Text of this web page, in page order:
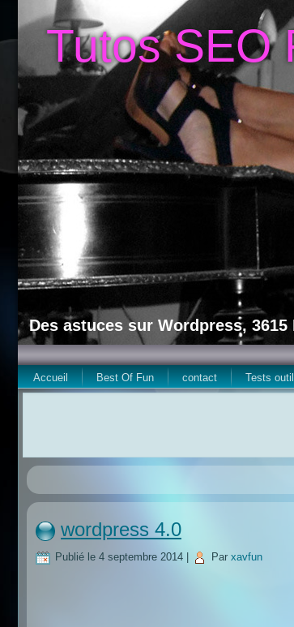
Tutos SEO
Des astuces sur Wordpress,
Accueil Best Of Fun contact Tests
wordpress 4.0
Publié le 4 septembre 2014 Par xavfun